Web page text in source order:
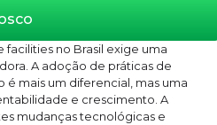
no Brasil exige uma
A adoção de práticas de
mais um diferencial, mas uma
e crescimento. A
mudanças tecnológicas e